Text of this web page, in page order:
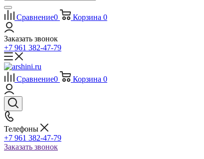
Сравнение0 Корзина 0
Заказать звонок
+7 961 382-47-79
Сравнение0 Корзина 0
Телефоны
+7 961 382-47-79
Заказать звонок